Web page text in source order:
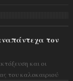
τον
και οι
του καλοκαιριού